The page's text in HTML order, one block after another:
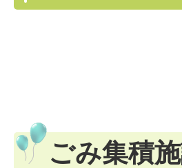
ごみ集積